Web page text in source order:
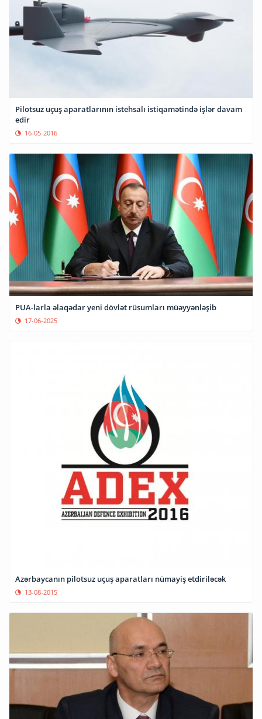
Pilotsuz uçuş aparatlarının istehsalı istiqamətində işlər davam
edir
16-05-2016
PUA-larla əlaqədar yeni dövlət rüsumları müəyyənləşib
17-06-2025
Azərbaycanın pilotsuz uçuş aparatları nümayiş etdiriləcək
13-08-2015